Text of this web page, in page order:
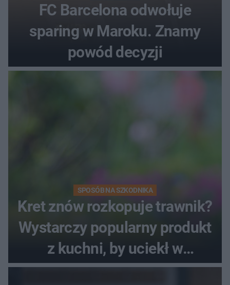
FC Barcelona odwołuje
sparing w Maroku. Znamy
powód decyzji
SPOSÓB NA SZKODNIKA
Kret znów rozkopuje trawnik?
Wystarczy popularny produkt
z kuchni, by uciekł w
popłochu